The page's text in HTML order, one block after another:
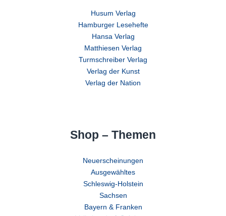
Husum Verlag
Hamburger Lesehefte
Hansa Verlag
Matthiesen Verlag
Turmschreiber Verlag
Verlag der Kunst
Verlag der Nation
Shop – Themen
Neuerscheinungen
Ausgewähltes
Schleswig-Holstein
Sachsen
Bayern & Franken